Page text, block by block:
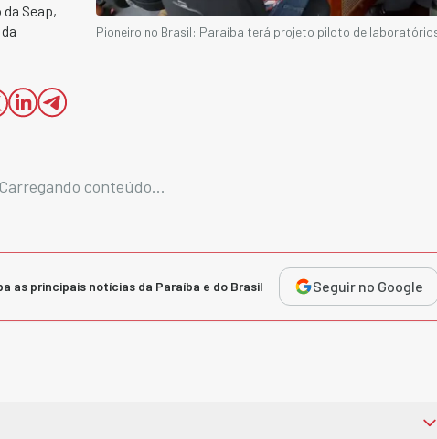
Seap,
Pioneiro no Brasil: Paraíba terá projeto piloto de
Carregando conteúdo...
as principais notícias da Paraíba e do Brasil Seguir no Google